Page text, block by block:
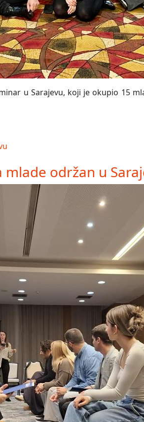
u Sarajevu, koji je okupio 15
održan u